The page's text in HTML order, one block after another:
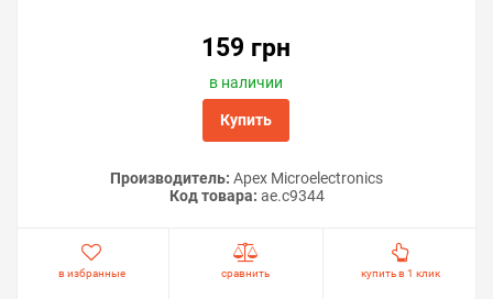
159 грн
в наличии
Купить
Производитель: Apex Microelectronics
Код товара: ae.c9344
в избранные сравнить купить в 1 клик